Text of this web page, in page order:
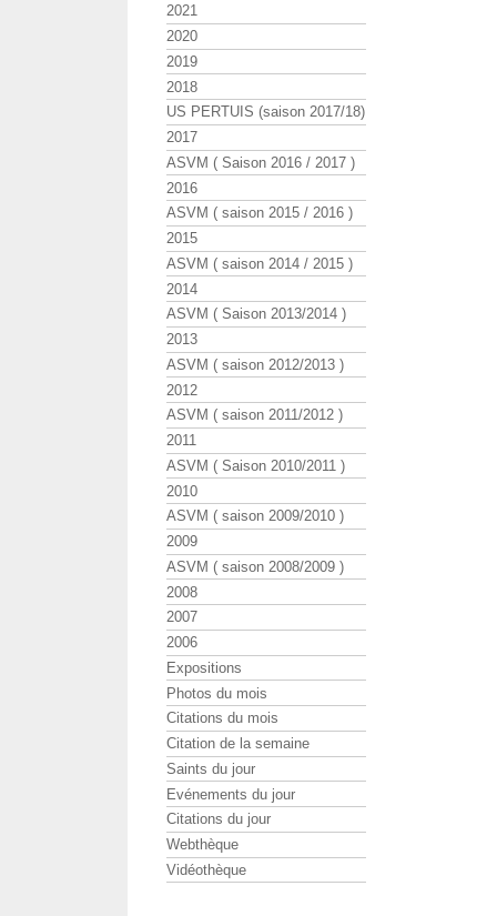
2021
2020
2019
2018
US PERTUIS (saison 2017/18)
2017
ASVM ( Saison 2016 / 2017 )
2016
ASVM ( saison 2015 / 2016 )
2015
ASVM ( saison 2014 / 2015 )
2014
ASVM ( Saison 2013/2014 )
2013
ASVM ( saison 2012/2013 )
2012
ASVM ( saison 2011/2012 )
2011
ASVM ( Saison 2010/2011 )
2010
ASVM ( saison 2009/2010 )
2009
ASVM ( saison 2008/2009 )
2008
2007
2006
Expositions
Photos du mois
Citations du mois
Citation de la semaine
Saints du jour
Evénements du jour
Citations du jour
Webthèque
Vidéothèque